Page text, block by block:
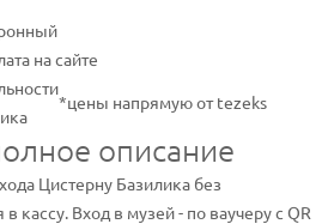
на сайте
*цены напрямую от tezeks
описание
Цистерну Базилика без
кассу. Вход в музей - по ваучеру с QR